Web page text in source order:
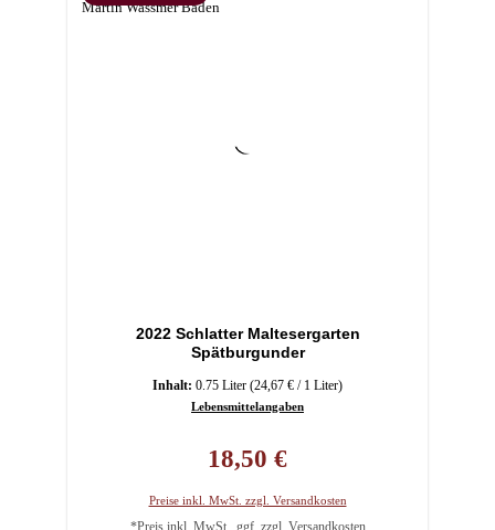
2022 Schlatter Maltesergarten
Spätburgunder
Inhalt: 0.75 Liter (24,67 € / 1 Liter)
Lebensmittelangaben
18,50 €
Preise inkl. MwSt. zzgl. Versandkosten